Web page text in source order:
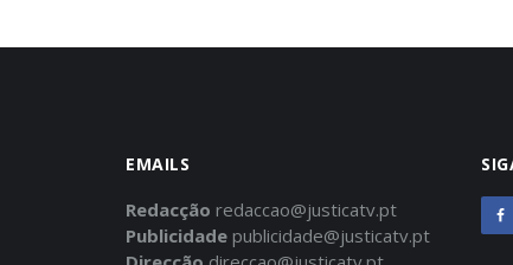
EMAILS
Redacção redaccao@justicatv.pt
Publicidade publicidade@justicatv.pt